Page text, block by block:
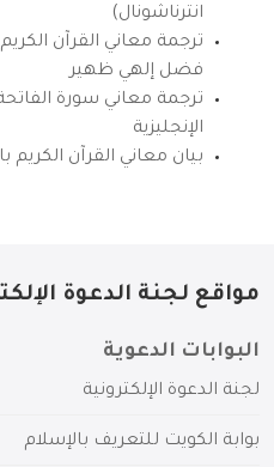
انترناشونال)
ترجمة معاني القرآن
فضل إلهي ظهير
ترجمة معاني سورة
الإنجليزية
بيان معاني القرآن الكريم
مواقع لجنة الدعوة
البوابات الدعوية
لجنة الدعوة الإلكترونية
بوابة الكويت للتعريف بالإسلام